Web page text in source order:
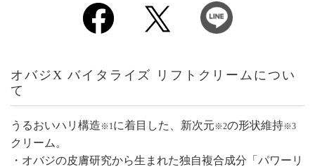
オバジX バイタライズ リフトクリームについ
て
うるおいハリ構造※1に着目した、新次元※2の形状維持※3
クリーム。
・オバジの皮膚研究から生まれた独自複合成分「パワーリ